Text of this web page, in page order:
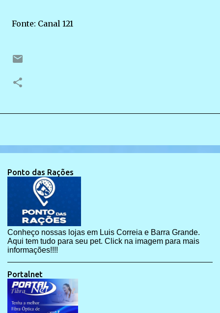
Fonte: Canal 121
Ponto das Rações
Conheço nossas lojas em Luis Correia e Barra Grande.
Aqui tem tudo para seu pet. Click na imagem para mais
informações!!!!
Portalnet